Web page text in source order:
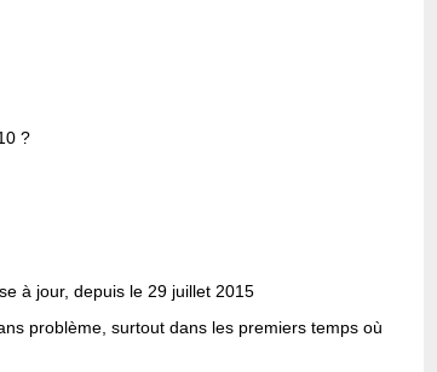
?
à jour, depuis le 29 juillet 2015
problème, surtout dans les premiers temps où